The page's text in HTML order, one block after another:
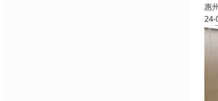
惠
24-